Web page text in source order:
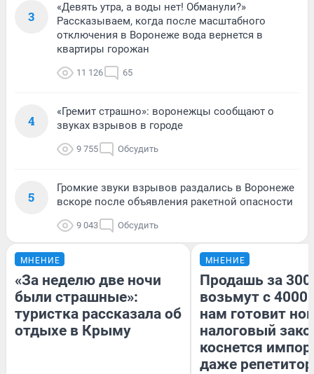
3
«Девять утра, а воды нет! Обманули?»
Рассказываем, когда после масштабного
отключения в Воронеже вода вернется в
квартиры горожан
11 126 65
4
«Гремит страшно»: воронежцы сообщают о
звуках взрывов в городе
9 755 Обсудить
5
Громкие звуки взрывов раздались в Воронеже
вскоре после объявления ракетной опасности
9 043 Обсудить
МНЕНИЕ
«За неделю две ночи
были страшные»:
туристка рассказала об
отдыхе в Крыму
МНЕНИЕ
Продашь за
возьмут с
нам готовит
налоговый
коснется
даже